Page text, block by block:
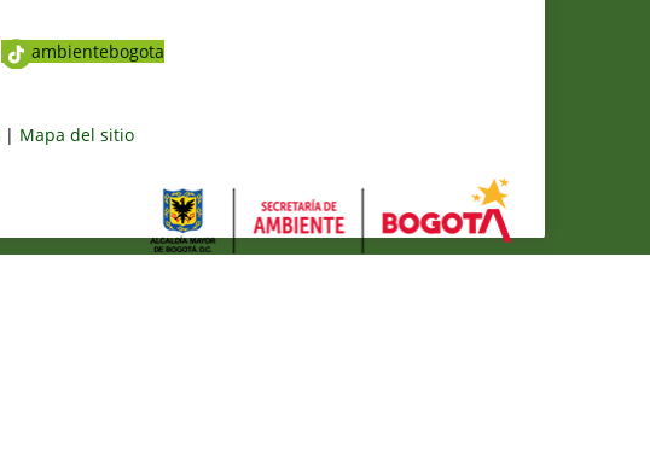
ambientebogota
| Mapa del sitio